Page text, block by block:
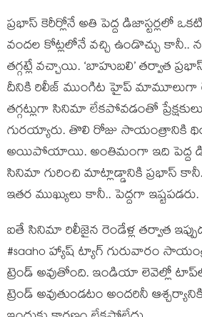
ప్రభాస్ కెరీర్లోనే అతి పెద్ద డిజాస్టర్లలో
వందల కోట్లలోనే వచ్చి ఉండొచ్చు కానీ..
తగ్గట్లే వచ్చాయి. ‘బాహుబలి’ తర్వాత
దీనికి రిలీజ్ ముంగిట హైప్ మామూలుగా
తగ్గట్లుగా సినిమా లేకపోవడంతో
గురయ్యారు. తొలి రోజు సాయంత్రానికి
అయిపోయాయి. అంతిమంగా ఇది పెద్ద
సినిమా గురించి మాట్లాడ్డానికి ప్రభాస్
ఇతర ముఖ్యులు కానీ.. పెద్దగా ఇష్టపడరు.
ఐతే సినిమా రిలీజైన రెండేళ్ల తర్వాత
#saaho హ్యాష్ ట్యాగ్ గురువారం
ట్రెండ్ అవుతోంది. ఇండియా లెవెల్లో
ట్రెండ్ అవుతుండటం అందరినీ